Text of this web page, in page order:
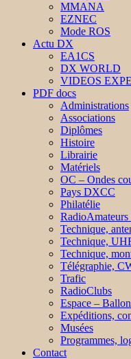
MMANA
EZNEC
Mode ROS
Actu DX
EA1CS
DX WORLD
VIDEOS
PDF docs
Administrations
Associations
Diplômes
Histoire
Librairie
Matériels
OC – Ondes
Pays DXCC
Philatélie
RadioAmateurs
Technique,
Technique,
Technique,
Télégraphie,
Trafic
RadioClubs
Espace –
Expéditions,
Musées
Programmes,
Contact